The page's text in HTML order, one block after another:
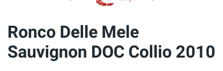
Ronco Delle Mele
Sauvignon DOC Collio 2010